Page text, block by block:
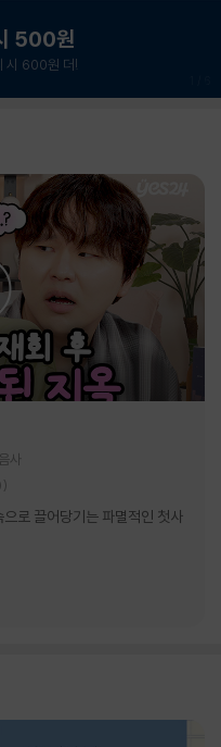
500원
시 600원 더!
사
)
으로 끌어당기는 파멸적인 첫사